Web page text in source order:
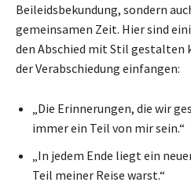
Beileidsbekundung, sondern
gemeinsamen Zeit. Hier sind
den Abschied mit Stil gestalten
der Verabschiedung einfangen:
„Die Erinnerungen, die wir
immer ein Teil von mir sein.“
„In jedem Ende liegt ein
Teil meiner Reise warst.“